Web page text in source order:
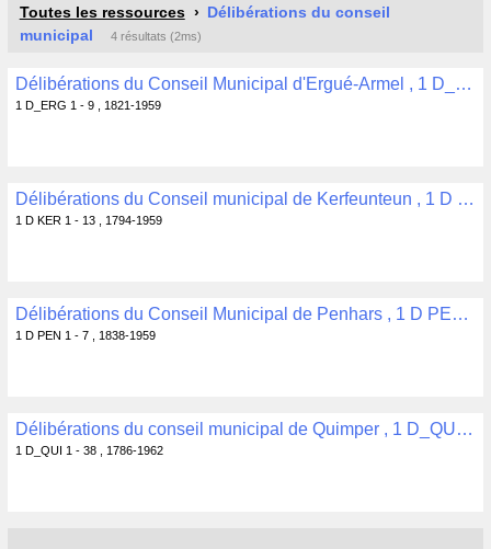
Tous les résultats(Max 250)
Tous les résultats
Toutes les ressources
Délibérations du conseil
municipal
4 résultats (2ms)
Délibérations du Conseil Municipal d'Ergué-Armel , 1 D_ERG 1 - 9
1 D_ERG 1 - 9 , 1821-1959
Délibérations du Conseil municipal de Kerfeunteun , 1 D KER 1 - 13
1 D KER 1 - 13 , 1794-1959
Délibérations du Conseil Municipal de Penhars , 1 D PEN 1 - 7
1 D PEN 1 - 7 , 1838-1959
Délibérations du conseil municipal de Quimper , 1 D_QUI 1 - 38
1 D_QUI 1 - 38 , 1786-1962